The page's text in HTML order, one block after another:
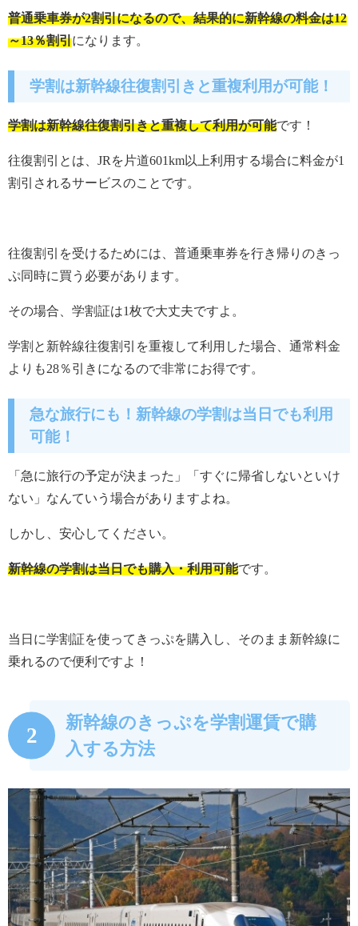
普通乗車券が2割引になるので、結果的に新幹線の料金は12
～13％割引になります。
学割は新幹線往復割引きと重複利用が可能！
学割は新幹線往復割引きと重複して利用が可能です！
往復割引とは、JRを片道601km以上利用する場合に料金が1
割引されるサービスのことです。
往復割引を受けるためには、普通乗車券を行き帰りのきっ
ぷ同時に買う必要があります。
その場合、学割証は1枚で大丈夫ですよ。
学割と新幹線往復割引を重複して利用した場合、通常料金
よりも28％引きになるので非常にお得です。
急な旅行にも！新幹線の学割は当日でも利用
可能！
「急に旅行の予定が決まった」「すぐに帰省しないといけ
ない」なんていう場合がありますよね。
しかし、安心してください。
新幹線の学割は当日でも購入・利用可能です。
当日に学割証を使ってきっぷを購入し、そのまま新幹線に
乗れるので便利ですよ！
2
新幹線のきっぷを学割運賃で購
入する方法